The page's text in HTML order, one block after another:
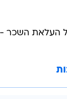
העלאת השכר